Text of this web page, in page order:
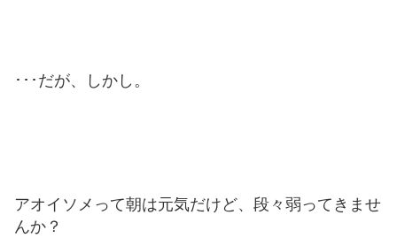
･･･だが、しかし。
アオイソメって朝は元気だけど、段々弱ってきませ
んか？